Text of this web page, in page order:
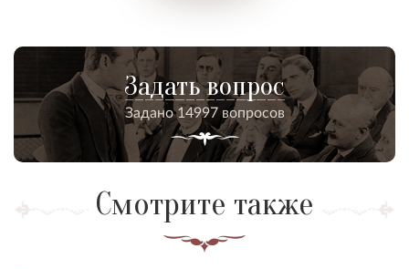
Задать вопрос
Задано 14997 вопросов
Смотрите также